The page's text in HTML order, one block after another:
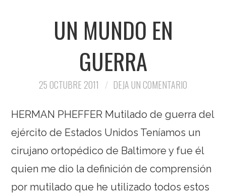
UN MUNDO EN
GUERRA
25 OCTUBRE 2011 DEJA UN COMENTARIO
HERMAN PHEFFER Mutilado de guerra del
ejército de Estados Unidos Teníamos un
cirujano ortopédico de Baltimore y fue él
quien me dio la definición de comprensión
por mutilado que he utilizado todos estos